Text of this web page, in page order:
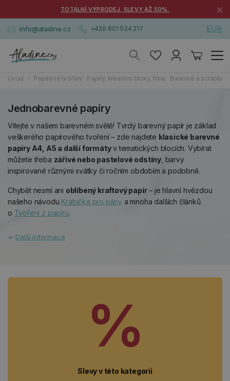
TOTÁLNÍ VÝPRODEJ. SLEVY AŽ 50%. ×
info@aladine.cz +420 601 534 217 EUR
Úvod Papírové tvoření Papíry, kreativní bloky, fólie Barevné a
Jednobarevné papíry
Vítejte v našem barevném světě! Tvrdý barevný papír je základ
veškerého papírového tvoření – zde najdete klasické barevné
papíry A4, A5 a další formátyv tematických blocích. Vybírat
můžete třeba zářivé nebo pastelové odstíny, barvy
inspirované různými svátky či ročním obdobím a podobně.
Chybět nesmí ani oblíbený kraftový papír– je hlavní hvězdou
našeho návodu Krabička pro pány a mnoha dalších článků
o Tvoření z papíru.
%
Slevy v této kategorii